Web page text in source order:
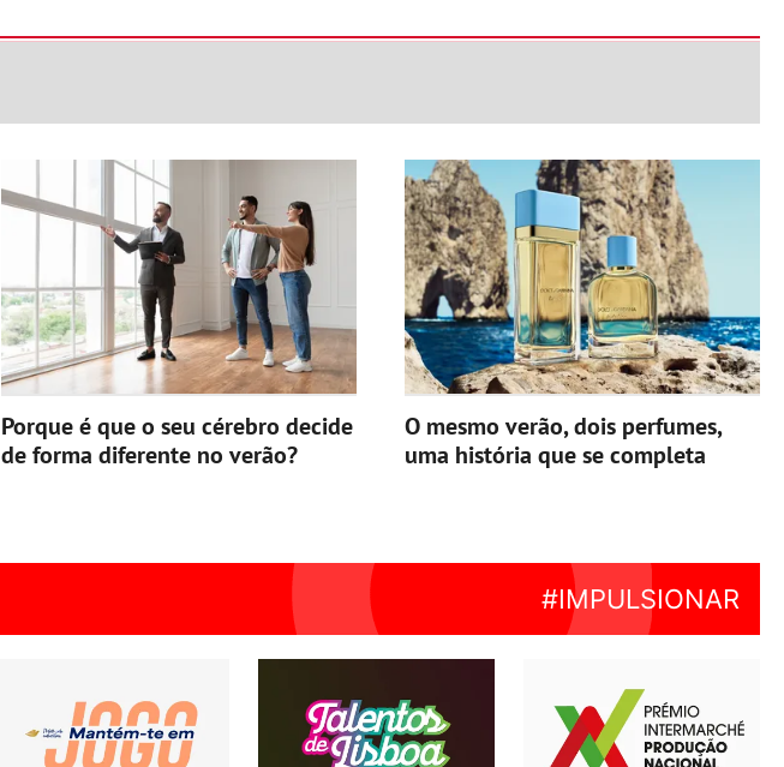
Porque é que o seu cérebro decide
de forma diferente no verão?
O mesmo verão, dois perfumes,
uma história que se completa